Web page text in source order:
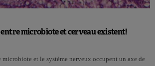
microbiote et cerveau existent!
microbiote et le système nerveux occupent un axe de